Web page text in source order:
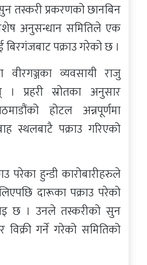
तस्करी प्रकरणको छानबिन
अनुसन्धान समितिले एक
बिरगंजबाट पक्राउ गरेको छ ।
वीरगञ्जका व्यवसायी राजु
प्रहरी स्रोतका अनुसार
होटल अन्नपूर्णमा
स्थलबाटै पक्राउ गरिएको
परेका हुन्डी कारोबारीहरुले
दारूका पक्राउ परेको
छ । उनले तस्करीको सुन
विक्री गर्ने गरेको समितिको